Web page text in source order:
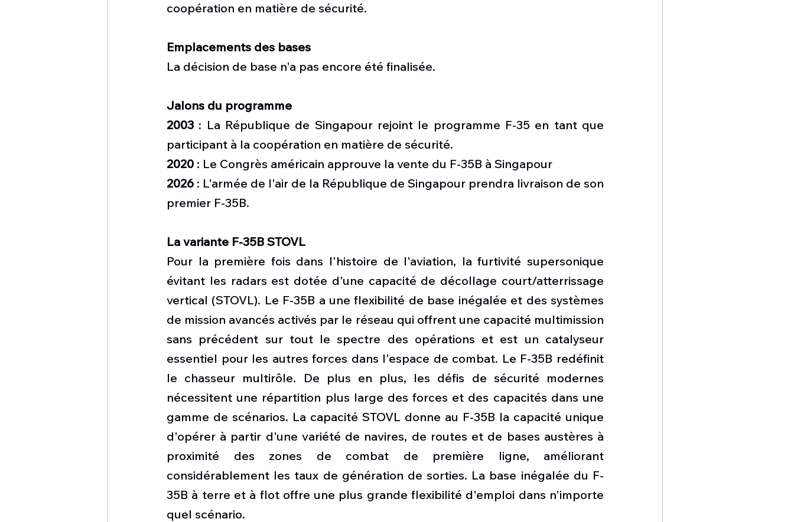
coopération en matière de sécurité.
Emplacements des bases
La décision de base n'a pas encore été finalisée.
Jalons du programme
2003 : La République de Singapour rejoint le programme F-35 en tant que
participant à la coopération en matière de sécurité.
2020 : Le Congrès américain approuve la vente du F-35B à Singapour
2026 : L'armée de l'air de la République de Singapour prendra livraison de son
premier F-35B.
La variante F-35B STOVL
Pour la première fois dans l'histoire de l'aviation, la furtivité supersonique
évitant les radars est dotée d'une capacité de décollage court/atterrissage
vertical (STOVL). Le F-35B a une flexibilité de base inégalée et des systèmes
de mission avancés activés par le réseau qui offrent une capacité multimission
sans précédent sur tout le spectre des opérations et est un catalyseur
essentiel pour les autres forces dans l'espace de combat. Le F-35B redéfinit
le chasseur multirôle. De plus en plus, les défis de sécurité modernes
nécessitent une répartition plus large des forces et des capacités dans une
gamme de scénarios. La capacité STOVL donne au F-35B la capacité unique
d'opérer à partir d'une variété de navires, de routes et de bases austères à
proximité des zones de combat de première ligne, améliorant
considérablement les taux de génération de sorties. La base inégalée du F-
35B à terre et à flot offre une plus grande flexibilité d'emploi dans n'importe
quel scénario.